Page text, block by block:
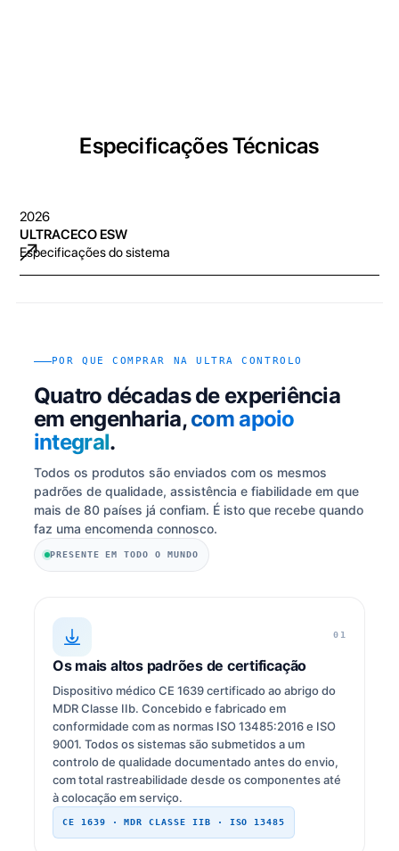
Especificações Técnicas
2026
ULTRACECO ESW
Especificações do sistema
POR QUE COMPRAR NA ULTRA CONTROLO
Quatro décadas de experiência
em engenharia,com apoio
integral.
Todos os produtos são enviados com os mesmos
padrões de qualidade, assistência e fiabilidade em que
mais de 80 países já confiam. É isto que recebe quando
faz uma encomenda connosco.
PRESENTE EM TODO O MUNDO
01
Os mais altos padrões de certificação
Dispositivo médico CE 1639 certificado ao abrigo do
MDR Classe IIb. Concebido e fabricado em
conformidade com as normas ISO 13485:2016 e ISO
9001. Todos os sistemas são submetidos a um
controlo de qualidade documentado antes do envio,
com total rastreabilidade desde os componentes até
à colocação em serviço.
CE 1639 · MDR CLASSE IIB · ISO 13485